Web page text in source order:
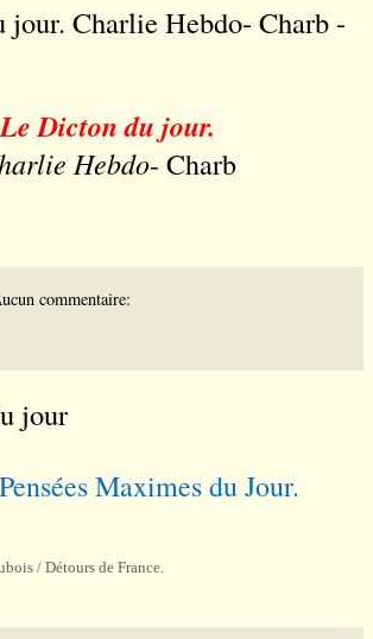
Charlie Hebdo- Charb -
Le Dicton du jour.
Hebdo- Charb
commentaire:
jour
ées Maximes du Jour.
/ Détours de France.